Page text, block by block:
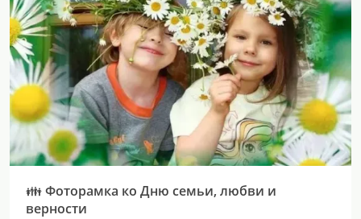
👪 Фоторамка ко Дню семьи, любви и
верности